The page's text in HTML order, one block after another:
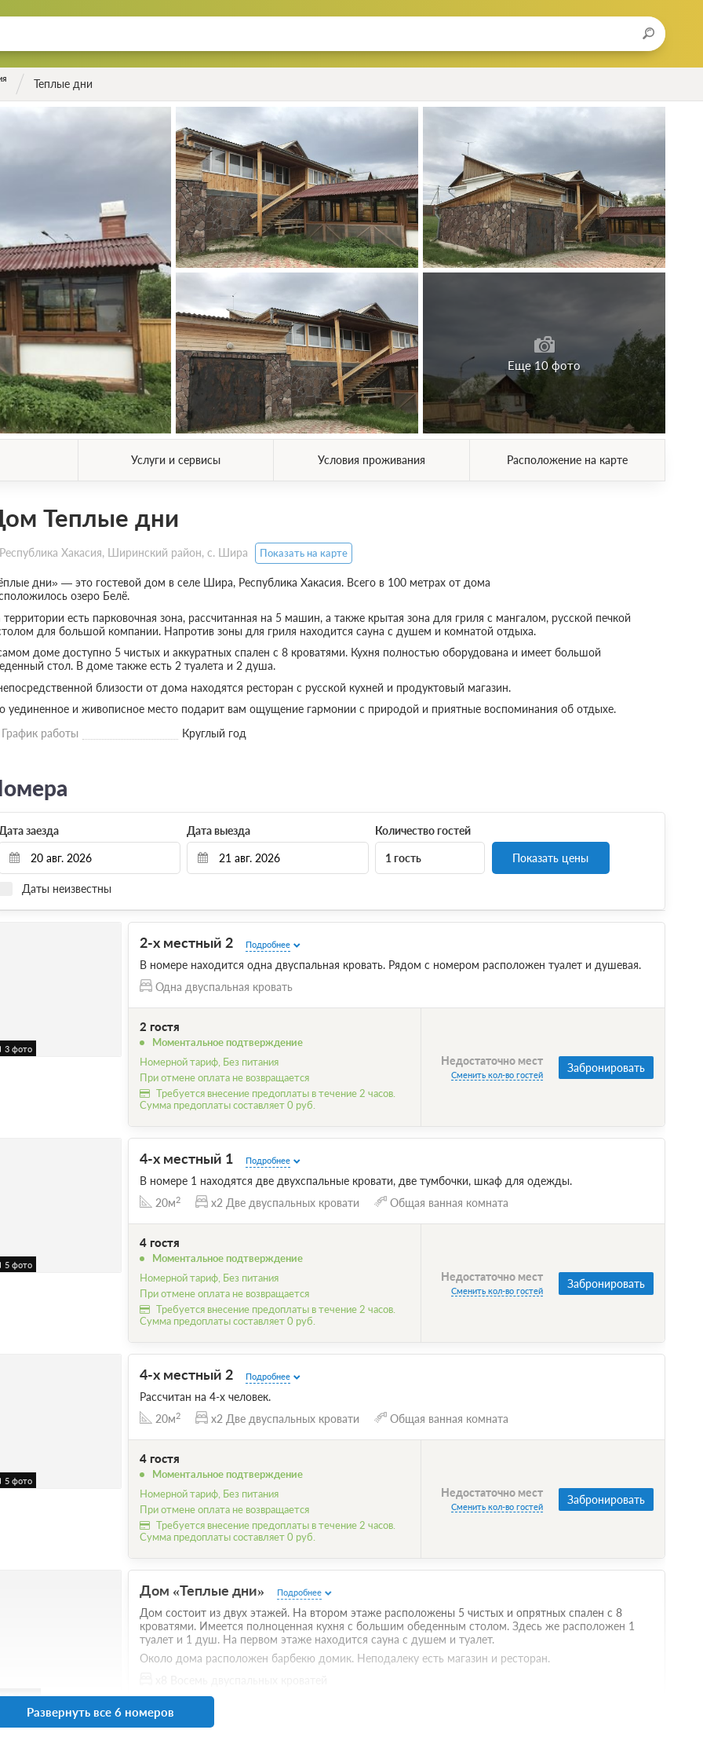
Теплые дни
Еще 10 фото
Услуги и сервисы Условия проживания Расположение на карте
Теплые дни
Хакасия, Ширинский район, с. Шира Показать на карте
дни» — это гостевой дом в селе Шира, Республика Хакасия. Всего в 100 метрах от дома
озеро Белё.
есть парковочная зона, рассчитанная на 5 машин, а также крытая зона для гриля с мангалом, русской печкой
для большой компании. Напротив зоны для гриля находится сауна с душем и комнатой отдыха.
доме доступно 5 чистых и аккуратных спален с 8 кроватями. Кухня полностью оборудована и имеет большой
стол. В доме также есть 2 туалета и 2 душа.
близости от дома находятся ресторан с русской кухней и продуктовый магазин.
уединенное и живописное место подарит вам ощущение гармонии с природой и приятные воспоминания об отдыхе.
График работы
Круглый год
заезда Дата выезда
Даты неизвестны
Количество гостей
1 гость Показать цены
3 фото
2-х местный 2 Подробнее
В номере находится одна двуспальная кровать. Рядом с номером расположен туалет и душевая.
Одна двуспальная кровать
2 гостя
Моментальное подтверждение
Номерной тариф, Без питания
При отмене оплата не возвращается
Требуется внесение предоплаты в течение 2 часов.
Сумма предоплаты составляет 0 руб.
Недостаточно мест
Сменить кол-во гостей
Забронировать
5 фото
4-х местный 1 Подробнее
В номере 1 находятся две двухспальные кровати, две тумбочки, шкаф для одежды.
20м2 x2 Две двуспальных кровати Общая ванная комната
4 гостя
Моментальное подтверждение
Номерной тариф, Без питания
При отмене оплата не возвращается
Требуется внесение предоплаты в течение 2 часов.
Сумма предоплаты составляет 0 руб.
Недостаточно мест
Сменить кол-во гостей
Забронировать
5 фото
4-х местный 2 Подробнее
Рассчитан на 4-х человек.
20м2 x2 Две двуспальных кровати Общая ванная комната
4 гостя
Моментальное подтверждение
Номерной тариф, Без питания
При отмене оплата не возвращается
Требуется внесение предоплаты в течение 2 часов.
Сумма предоплаты составляет 0 руб.
Недостаточно мест
Сменить кол-во гостей
Забронировать
28 фото
Дом «Теплые дни» Подробнее
Дом состоит из двух этажей. На втором этаже расположены 5 чистых и опрятных спален с 8
кроватями. Имеется полноценная кухня с большим обеденным столом. Здесь же расположен 1
туалет и 1 душ. На первом этаже находится сауна с душем и туалет.
Около дома расположен барбекю домик. Неподалеку есть магазин и ресторан.
16 гостей
Развернуть все 6 номеров